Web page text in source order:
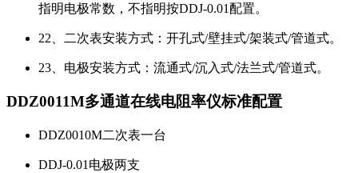
指明电极常数，不指明按DDJ-0.01配置。
22、二次表安装方式：开孔式/壁挂式/架装式/管道式。
23、电极安装方式：流通式/沉入式/法兰式/管道式。
DDZ0011M多通道在线电阻率仪标准配置
DDZ0010M二次表一台
DDJ-0.01电极两支